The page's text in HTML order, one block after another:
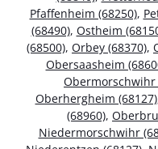
Pfaffenheim (68250),
(68490), Ostheim
(68500), Orbey (68370),
Obersaasheim
Obermorschwihr
Oberhergheim (68127)
(68960),
Niedermorschwihr